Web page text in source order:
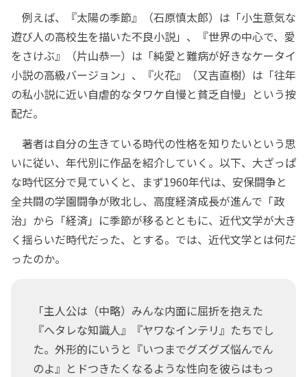
例えば、『太陽の季節』（石原慎太郎）は「小生意気な
遊び人の高校生を描いた不良小説」、『世界の中心で、愛
をさけぶ』（片山恭一）は「純愛と難病が好きなケータイ
小説の高級バージョン」、『火花』（又吉直樹）は「往年
の私小説に近い自虐的なタワケ自慢と貧乏自慢」という按
配だ。
著者は自分の生きている時代の性格を知りたいという思
いに従い、年代別に作品を紹介していく。以下、大ざっぱ
な時代区分で見ていくと、まず1960年代は、安保闘争と
全共闘の学園闘争が敗北し、高度経済成長が進んで「政
治」から「経済」に季節が移るとともに、近代文学が大き
く揺らいだ時代だった、とする。では、近代文学とは何だ
ったのか。
「主人公は（中略）みんな内面に屈折を抱えた
『へタレな知識人』『ヤワなインテリ』たちでし
た。外形的にいうと『いつまでグズグズ悩んでん
のよ』とドつきたくなるような性向を彼らはもっ